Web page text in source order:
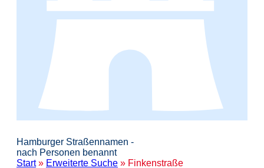
Hamburger Straßennamen -
nach Personen benannt
Start» Erweiterte Suche » Finkenstraße